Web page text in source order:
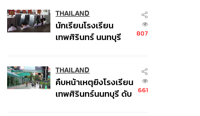
THAILAND
นักเรียนโรงเรียน
เทพศิรินทร์ นนทบุรี
เหตุใช้อาวุธปืนภายใน
โรงเรียนคลี่คลาย
807
THAILAND
คืบหน้าเหตุยิงโรงเรียน
เทพศิรินทร์นนทบุรี ดับ
661